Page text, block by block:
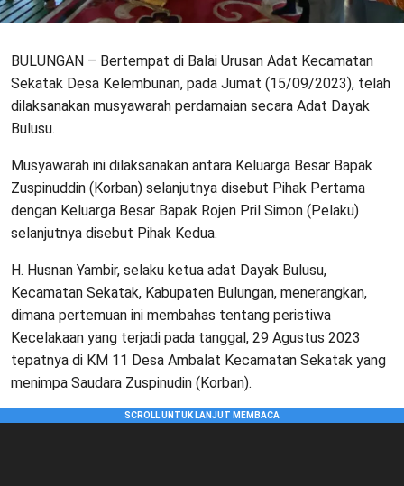
BULUNGAN – Bertempat di Balai Urusan Adat Kecamatan
Sekatak Desa Kelembunan, pada Jumat (15/09/2023), telah
dilaksanakan musyawarah perdamaian secara Adat Dayak
Bulusu.
Musyawarah ini dilaksanakan antara Keluarga Besar Bapak
Zuspinuddin (Korban) selanjutnya disebut Pihak Pertama
dengan Keluarga Besar Bapak Rojen Pril Simon (Pelaku)
selanjutnya disebut Pihak Kedua.
H. Husnan Yambir, selaku ketua adat Dayak Bulusu,
Kecamatan Sekatak, Kabupaten Bulungan, menerangkan,
dimana pertemuan ini membahas tentang peristiwa
Kecelakaan yang terjadi pada tanggal, 29 Agustus 2023
tepatnya di KM 11 Desa Ambalat Kecamatan Sekatak yang
menimpa Saudara Zuspinudin (Korban).